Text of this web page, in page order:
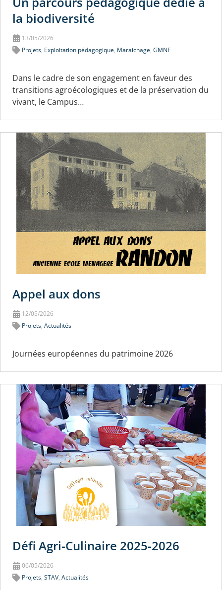
la biodiversité
13/05/2026
Projets, Exploitation pédagogique, Maraichage,GMNF
Dans le cadre de son engagement en faveur des
transitions agroécologiques et de la préservation du
vivant, le Campus…
Appel aux dons
12/05/2026
Projets,Actualités
Journées européennes du patrimoine 2026
Défi Agri-Culinaire 2025-2026
06/05/2026
Projets,STAV,Actualités